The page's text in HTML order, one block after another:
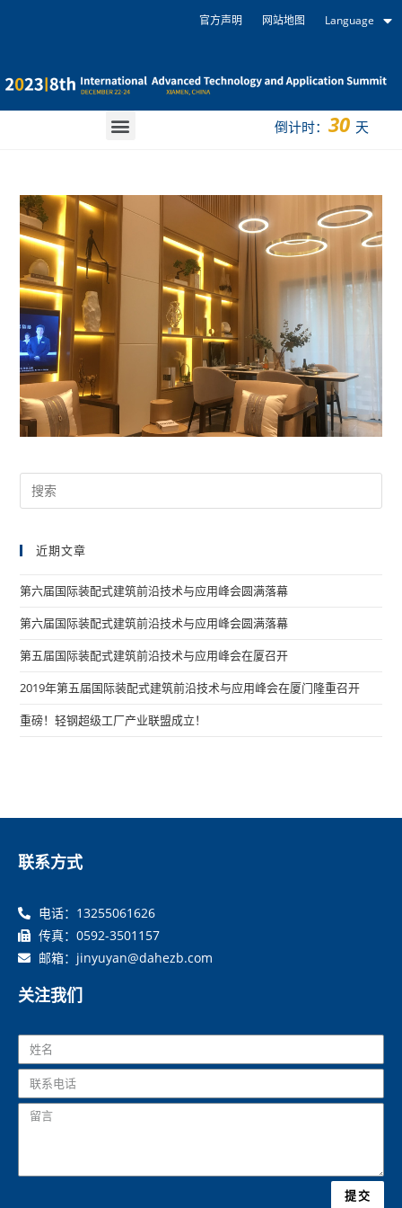
官方声明 网站地图 Language
倒计时： 30 天
近期文章
第六届国际装配式建筑前沿技术与应用峰会圆满落幕
第六届国际装配式建筑前沿技术与应用峰会圆满落幕
第五届国际装配式建筑前沿技术与应用峰会在厦召开
2019年第五届国际装配式建筑前沿技术与应用峰会在厦门隆重召开
重磅！轻钢超级工厂产业联盟成立！
联系方式
电话：13255061626
传真：0592-3501157
邮箱：jinyuyan@dahezb.com
关注我们
提交